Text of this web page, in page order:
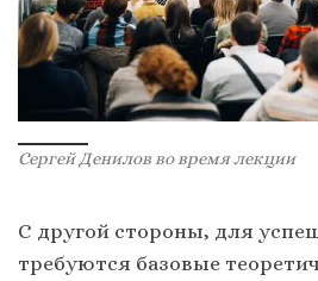
Сергей Денилов во время лекции
С другой стороны, для
требуются базовые